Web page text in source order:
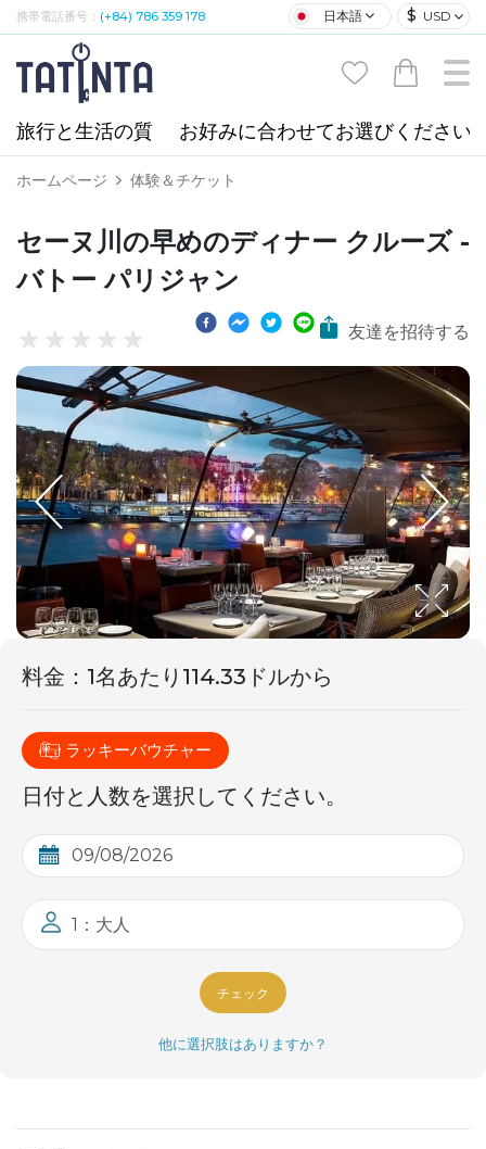
携帯電話番号： (+84) 786 359 178 日本語 $ USD
旅行と生活の質 お好みに合わせてお選びください
ホームページ 体験＆チケット
セーヌ川の早めのディナー クルーズ -
バトー パリジャン
友達を招待する
料金 ： 1名あたり114.33ドルから
ラッキーバウチャー
日付と人数を選択してください。
1：大人
チェック
他に選択肢はありますか？